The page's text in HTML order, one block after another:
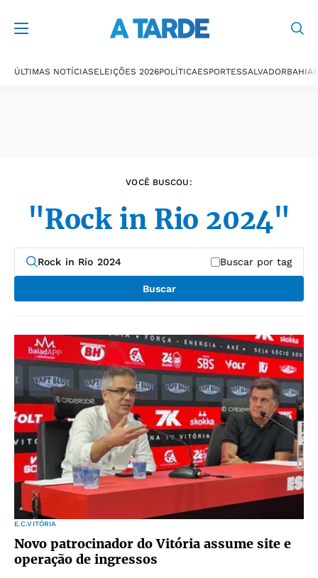
ÚLTIMAS NOTÍCIASELEIÇÕES 2026POLÍTICAESPORTESSALVADORBAHIA
VOCÊ BUSCOU:
"Rock in Rio 2024"
Buscar por tag
Buscar
E.C.VITÓRIA
Novo patrocinador do Vitória assume site e
operação de ingressos